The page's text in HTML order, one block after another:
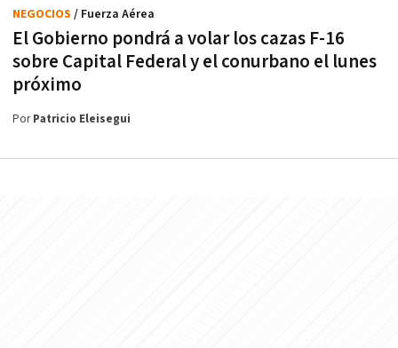
El Gobierno pondrá a volar los cazas F-16
sobre Capital Federal y el conurbano el lunes
próximo
NEGOCIOS / Fuerza Aérea
PorPatricio Eleisegui